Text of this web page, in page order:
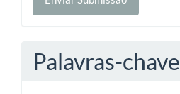
Submissão
Palavras-chave